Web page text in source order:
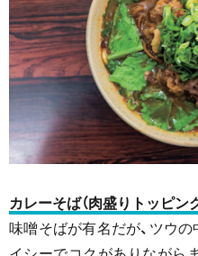
カレーそば（肉盛りトッピン
味噌そばが有名だが、ツウ